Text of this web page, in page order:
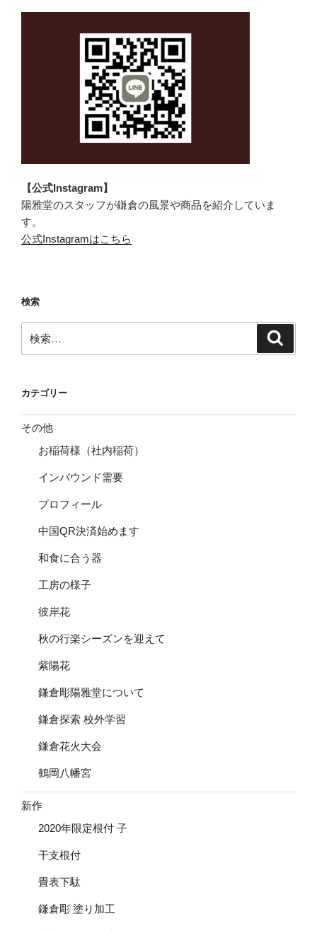
【公式Instagram】
陽雅堂のスタッフが鎌倉の風景や商品を紹介していま
す。
公式Instagramはこちら
検索
索:
カテゴリー
その他
お稲荷様（社内稲荷）
インバウンド需要
プロフィール
中国QR決済始めます
和食に合う器
工房の様子
彼岸花
秋の行楽シーズンを迎えて
紫陽花
鎌倉彫陽雅堂について
鎌倉探索 校外学習
鎌倉花火大会
鶴岡八幡宮
新作
2020年限定根付 子
干支根付
畳表下駄
鎌倉彫 塗り加工